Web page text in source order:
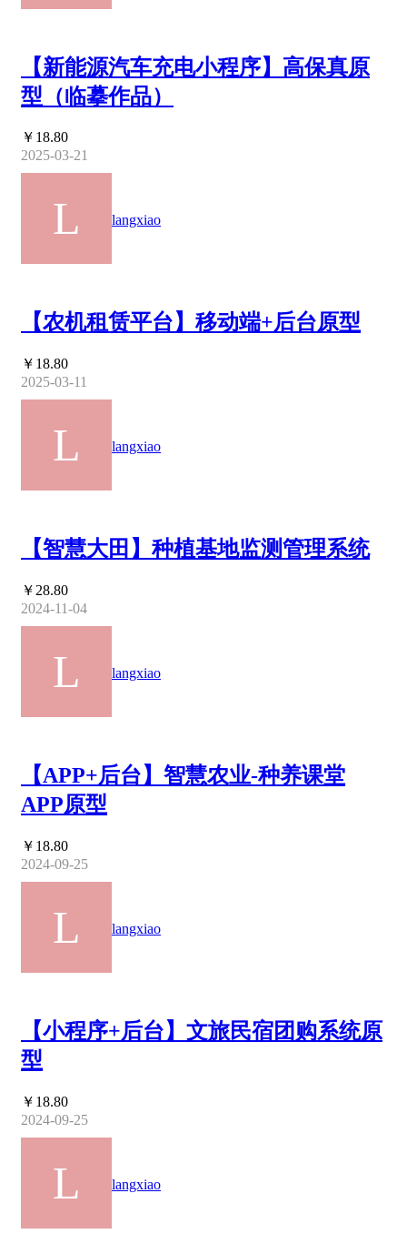
【新能源汽车充电小程序】高保真原
型（临摹作品）
￥18.80
2025-03-21
langxiao
【农机租赁平台】移动端+后台原型
￥18.80
2025-03-11
langxiao
【智慧大田】种植基地监测管理系统
￥28.80
2024-11-04
langxiao
【APP+后台】智慧农业-种养课堂
APP原型
￥18.80
2024-09-25
langxiao
【小程序+后台】文旅民宿团购系统原
型
￥18.80
2024-09-25
langxiao